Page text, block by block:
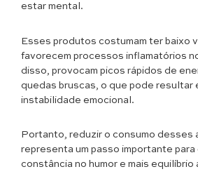
estar mental.
Esses produtos costumam ter baixo
favorecem processos inflamatórios
disso, provocam picos rápidos de
quedas bruscas, o que pode resultar
instabilidade emocional.
Portanto, reduzir o consumo desses
representa um passo importante para
constância no humor e mais equilíbrio